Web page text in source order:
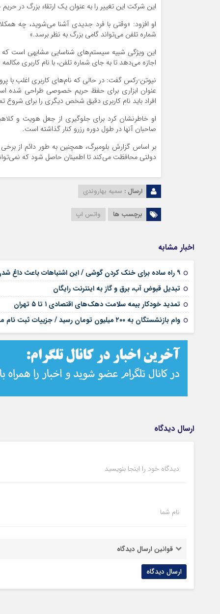
این شرکت این تغییر را به عنوان یک ارتقاء بزرگ در
او افزود: «وقتی با فرد جدیدی آشنا می‌شوید، چه
شماره تلفن می‌تواند گامی بزرگ به نظر برسد.»
این ویژگی شبیه سیستم‌های شناسایی مشابهی است که
اجازه می‌دهد تا به جای شماره تلفن، با نام کاربری
نیوتن-رکس گفت: در حالی که نام‌های کاربری اغلب با
عنوان ابزاری برای حفظ حریم خصوصی طراحی شده است.
افراد باید نام کاربری دقیق شخص دیگری را برای شروع
او خاطرنشان کرد برای جلوگیری از جعل هویت و
صاحبان آنها در طول دوره رزرو کنار گذاشته است.
بر اساس گزارش بلومبرگ، همچنین به طور دائم از
دولتی محافظت می‌کند تا اطمینان حاصل شود که
ارسال : سمیه بهاروندی
برچسب ها واتس اپ
اخبار مشابه
۹ راه ساده برای خنک کردن گوشی / این اشتباهات باعث داغ شدن موبایل می‌شود
تبدیل قبوض آب، برق و گاز به اینترنت رایگان
تمدید خودکار بیمه سلامت دهک‌های اقتصادی ۱ تا ۵ تهران
وام بازنشستگان به ۲۰۰ میلیون تومان رسید / جزییات ثبت نام مرداد ۱۴۰۵ اعلام شد
ارسال دیدگاه
دیدگاه خود را اینجا بنویسید
نام شما
قوانین ارسال دیدگاه